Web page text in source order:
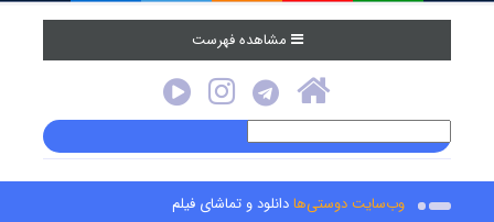
مشاهده فهرست
وب‌سایت دوستی‌هادانلود و تماشای فیلم